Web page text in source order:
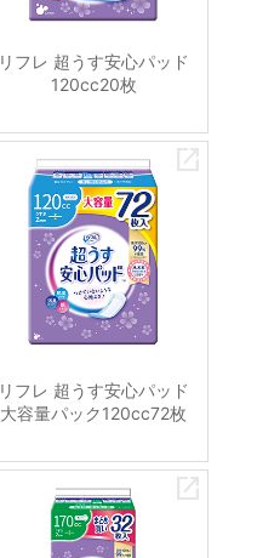
リフレ 超うす安心パッド
120cc20枚
リフレ 超うす安心パッド
大容量パック120cc72枚